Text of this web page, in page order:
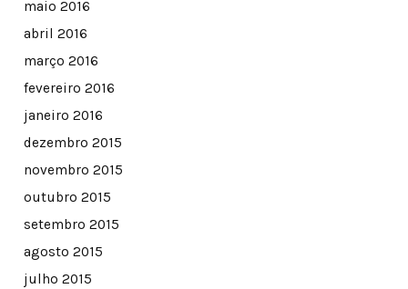
maio 2016
abril 2016
março 2016
fevereiro 2016
janeiro 2016
dezembro 2015
novembro 2015
outubro 2015
setembro 2015
agosto 2015
julho 2015